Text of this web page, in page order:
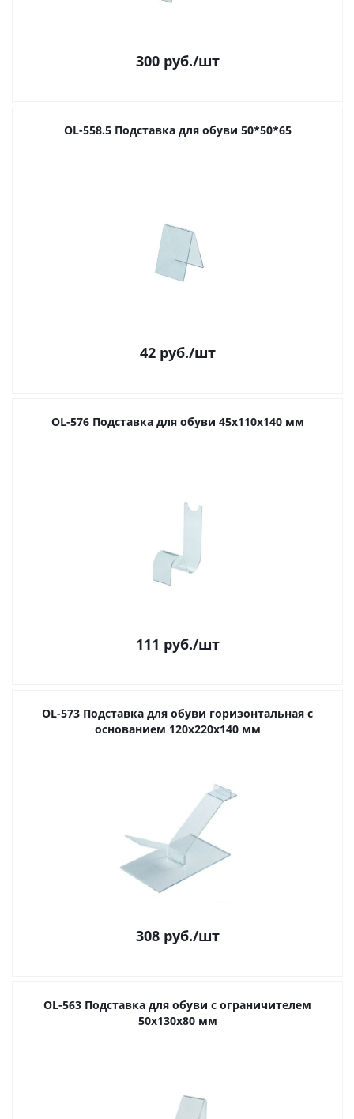
300руб./шт
OL-558.5 Подставка для обуви 50*50*65
42руб./шт
OL-576 Подставка для обуви 45х110х140 мм
111 руб./шт
OL-573 Подставка для обуви горизонтальная с
основанием 120х220х140 мм
308руб./шт
OL-563 Подставка для обуви с ограничителем
50х130х80 мм